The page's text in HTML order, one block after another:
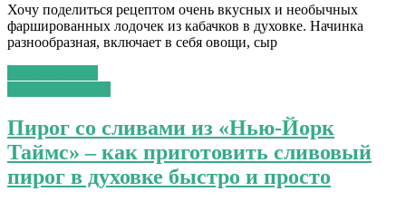
Хочу поделиться рецептом очень вкусных и необычных
фаршированных лодочек из кабачков в духовке. Начинка
разнообразная, включает в себя овощи, сыр
Пирог со сливами из «Нью-Йорк
Таймс» – как приготовить сливовый
пирог в духовке быстро и просто